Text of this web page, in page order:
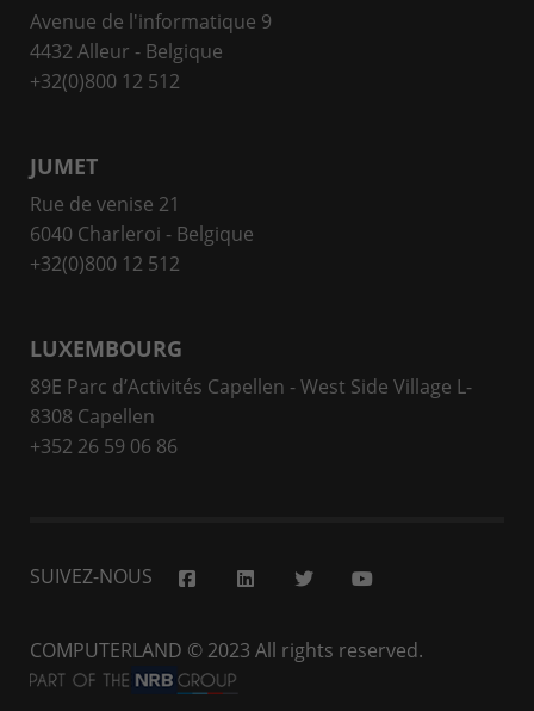
Avenue de l'informatique 9
4432 Alleur - Belgique
+32(0)800 12 512
JUMET
Rue de venise 21
6040 Charleroi - Belgique
+32(0)800 12 512
LUXEMBOURG
89E Parc d’Activités Capellen - West Side Village L-
8308 Capellen
+352 26 59 06 86
SUIVEZ-NOUS
COMPUTERLAND © 2023 All rights reserved.